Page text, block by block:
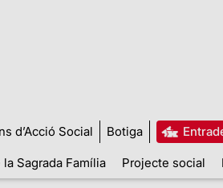
d’Acció Social Botiga
Sagrada Família Projecte social